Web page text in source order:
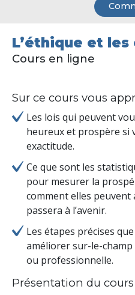
L’éthique et
Cours en ligne
Sur ce cours vous
Les lois qui peuvent
heureux et prospère si
exactitude.
Ce que sont les
pour mesurer la
comment elles peuvent
passera à l’avenir.
Les étapes précises
améliorer sur-le-
ou professionnelle.
Présentation du cours